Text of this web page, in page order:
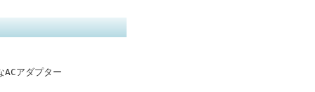
ACアダプター